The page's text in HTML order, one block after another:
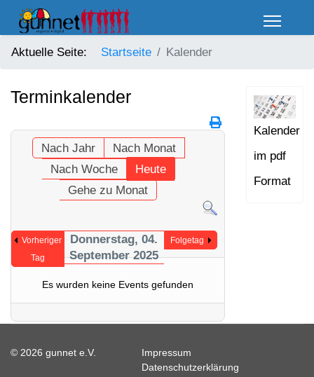
Aktuelle Seite: Startseite Kalender
Terminkalender
Nach Jahr
Nach Monat
Nach Woche
Heute
Gehe zu Monat
Vorheriger
Tag
Donnerstag, 04.
September 2025
Folgetag
Es wurden keine Events gefunden
Kalender
im pdf
Format
© 2026 gunnet e.V.
Impressum
Datenschutzerklärung